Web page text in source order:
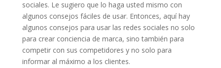
sociales. Le sugiero que lo haga usted mismo con
algunos consejos fáciles de usar. Entonces, aquí hay
algunos consejos para usar las redes sociales no solo
para crear conciencia de marca, sino también para
competir con sus competidores y no solo para
informar al máximo a los clientes.